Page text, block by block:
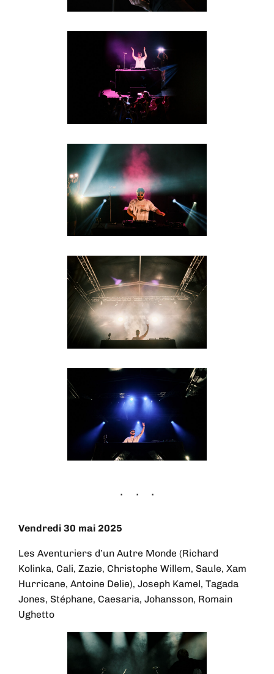
Vendredi 30 mai 2025
Les Aventuriers d’un Autre Monde (Richard
Kolinka, Cali, Zazie, Christophe Willem, Saule, Xam
Hurricane, Antoine Delie), Joseph Kamel, Tagada
Jones, Stéphane, Caesaria, Johansson, Romain
Ughetto